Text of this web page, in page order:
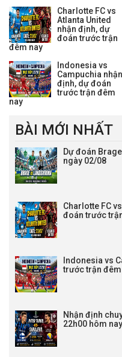
định.
Charlotte FC vs
Atlanta United
nhận định, dự
đoán trước trận
đêm nay
Indonesia vs
Campuchia nhận
định, dự đoán
trước trận đêm
nay
BÀI MỚI NHẤT
Dự đoán
ngày 02/08
Charlotte FC
đoán trước
Indonesia vs
trước trận
Nhận định
22h00 hôm nay